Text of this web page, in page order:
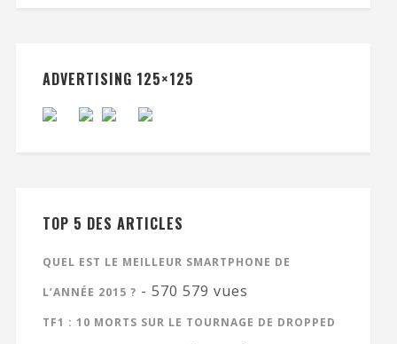
ADVERTISING 125×125
TOP 5 DES ARTICLES
QUEL EST LE MEILLEUR SMARTPHONE DE
L’ANNÉE 2015 ? - 570 579 vues
TF1 : 10 MORTS SUR LE TOURNAGE DE DROPPED